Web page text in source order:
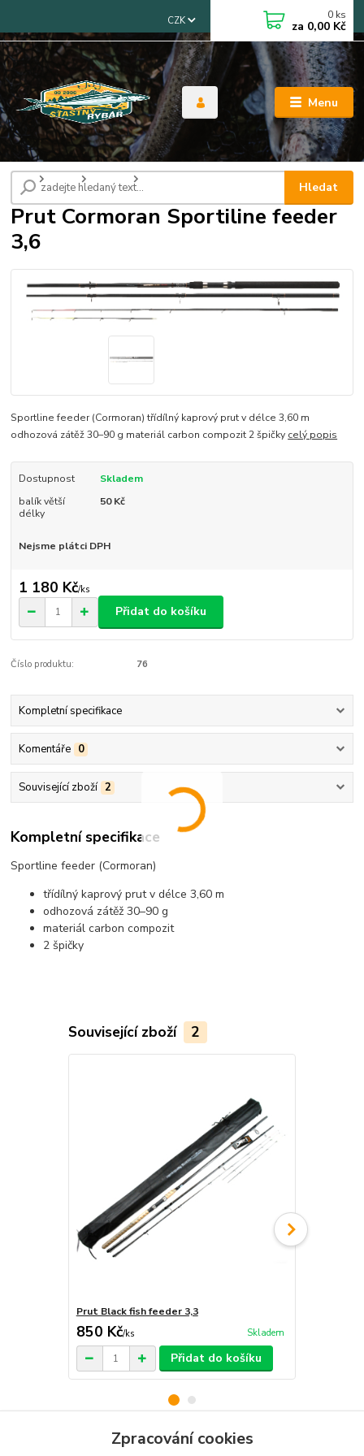
Menu
CZK
Hledat
0 ks
za 0,00 Kč
Úvod Pruty feedrové
Prut Cormoran Sportiline feeder
3,6
Sportline feeder (Cormoran) třídílný kaprový prut v délce 3,60 m
odhozová zátěž 30–90 g materiál carbon compozit 2 špičky celý popis
Dostupnost
Skladem
balík větší
délky
50 Kč
Nejsme plátci DPH
1 180 Kč/ks
Přidat do košíku
Číslo produktu: 76
Kompletní specifikace
Komentáře 0
Související zboží 2
Kompletní specifikace
Sportline feeder (Cormoran)
třídílný kaprový prut v délce 3,60 m
odhozová zátěž 30–90 g
materiál carbon compozit
2 špičky
Související zboží 2
Prut Black fish feeder 3,3
850 Kč/ks Skladem
Přidat do košíku
Zpracování cookies